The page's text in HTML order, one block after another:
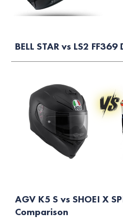
BELL STAR vs LS2
AGV K5 S vs SHOEI X
Comparison